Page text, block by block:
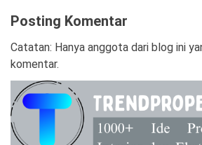
Posting Komentar
Catatan: Hanya anggota dari blog ini
komentar.